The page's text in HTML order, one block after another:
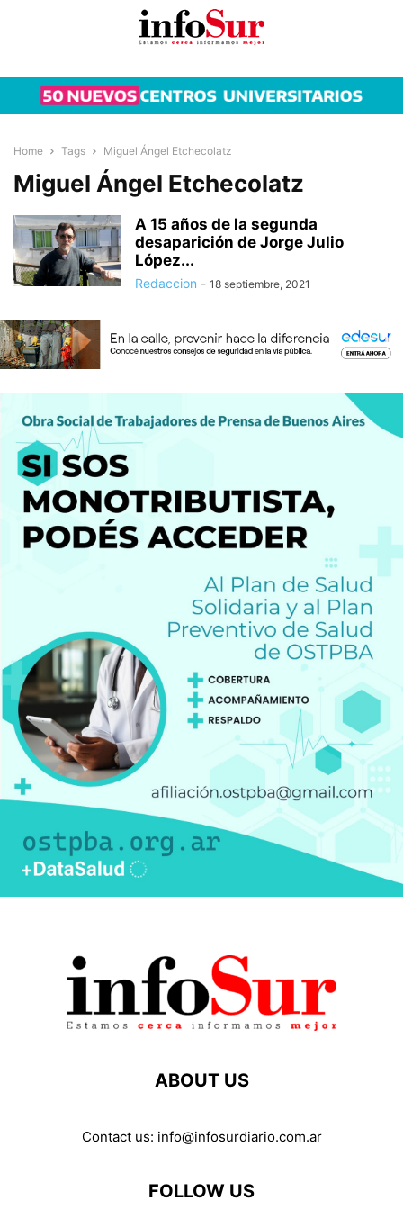
Home Tags Miguel Ángel Etchecolatz
Miguel Ángel Etchecolatz
A 15 años de la segunda
desaparición de Jorge Julio
López...
Redaccion - 18 septiembre, 2021
ABOUT US
Contact us: info@infosurdiario.com.ar
FOLLOW US